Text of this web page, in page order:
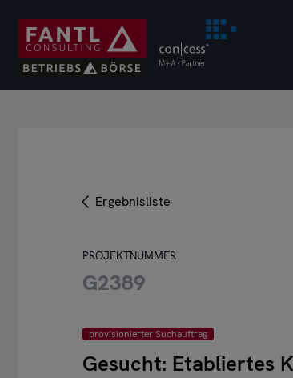
Inhalt
Ergebnisliste
PROJEKTNUMMER
G2389
provisionierter Suchauftrag
Gesucht: Etabliertes